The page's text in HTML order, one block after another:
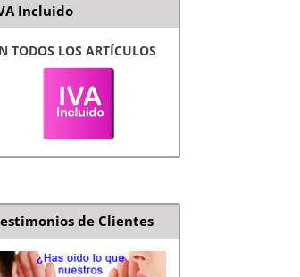
Incluido
TODOS LOS ARTÍCULOS
de Clientes